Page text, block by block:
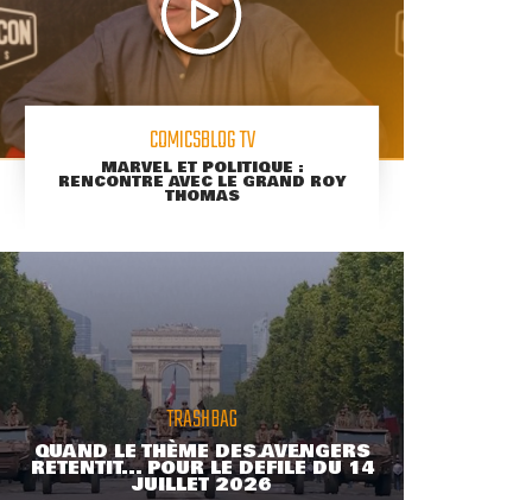
COMICSBLOG TV
MARVEL ET POLITIQUE :
RENCONTRE AVEC LE GRAND ROY
THOMAS
TRASHBAG
QUAND LE THÈME DES AVENGERS
RETENTIT... POUR LE DÉFILÉ DU 14
JUILLET 2026